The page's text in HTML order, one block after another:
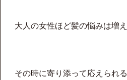
大人の女性ほど髪の悩みは増え
その時に寄り添って応えられ